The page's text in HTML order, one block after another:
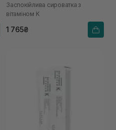
Заспокійлива сироватка з
вітаміном K
1 765₴